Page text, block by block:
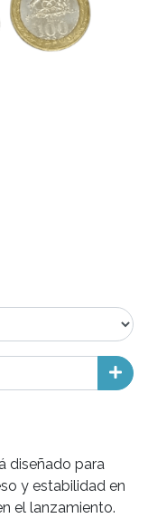
diseñado para
y estabilidad en
el lanzamiento.